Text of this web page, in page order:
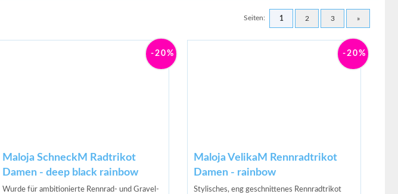
Seiten: 1 2 3 »
Maloja SchneckM Radtrikot
Damen - deep black rainbow
Wurde für ambitionierte Rennrad- und Gravel-
-20%
Maloja VelikaM Rennradtrikot
Damen - rainbow
Stylisches, eng geschnittenes Rennradtrikot
-20%